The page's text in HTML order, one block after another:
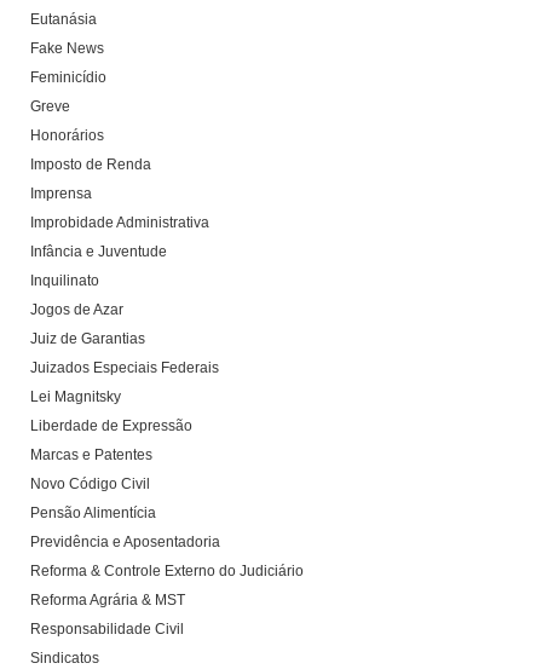
Eutanásia
Fake News
Feminicídio
Greve
Honorários
Imposto de Renda
Imprensa
Improbidade Administrativa
Infância e Juventude
Inquilinato
Jogos de Azar
Juiz de Garantias
Juizados Especiais Federais
Lei Magnitsky
Liberdade de Expressão
Marcas e Patentes
Novo Código Civil
Pensão Alimentícia
Previdência e Aposentadoria
Reforma & Controle Externo do Judiciário
Reforma Agrária & MST
Responsabilidade Civil
Sindicatos